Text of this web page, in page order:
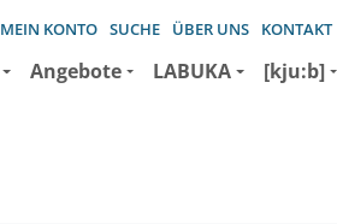
MEIN KONTO SUCHE ÜBER UNS KONTAKT
Angebote LABUKA [kju:b]